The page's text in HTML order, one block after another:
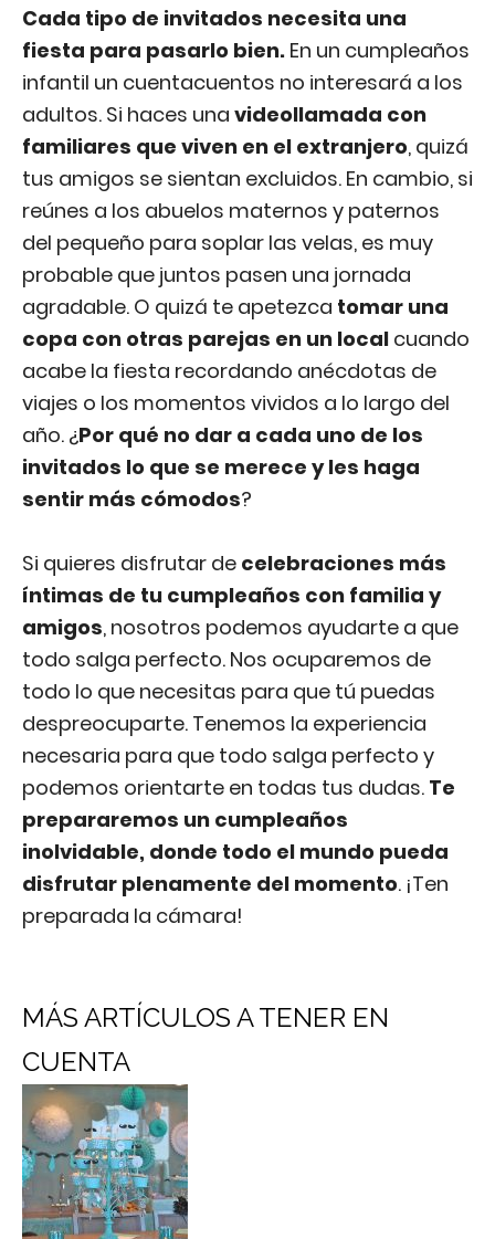
Cada tipo de invitados necesita una
fiesta para pasarlo bien. En un cumpleaños
infantil un cuentacuentos no interesará a los
adultos. Si haces una videollamada con
familiares que viven en el extranjero, quizá
tus amigos se sientan excluidos. En cambio, si
reúnes a los abuelos maternos y paternos
del pequeño para soplar las velas, es muy
probable que juntos pasen una jornada
agradable. O quizá te apetezca tomar una
copa con otras parejas en un local cuando
acabe la fiesta recordando anécdotas de
viajes o los momentos vividos a lo largo del
año. ¿Por qué no dar a cada uno de los
invitados lo que se merece y les haga
sentir más cómodos?
Si quieres disfrutar de celebraciones más
íntimas de tu cumpleaños con familia y
amigos, nosotros podemos ayudarte a que
todo salga perfecto. Nos ocuparemos de
todo lo que necesitas para que tú puedas
despreocuparte. Tenemos la experiencia
necesaria para que todo salga perfecto y
podemos orientarte en todas tus dudas. Te
prepararemos un cumpleaños
inolvidable, donde todo el mundo pueda
disfrutar plenamente del momento. ¡Ten
preparada la cámara!
MÁS ARTÍCULOS A TENER EN
CUENTA